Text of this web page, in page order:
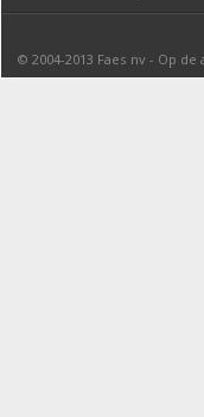
© 2004-2013 Faes nv - Op de